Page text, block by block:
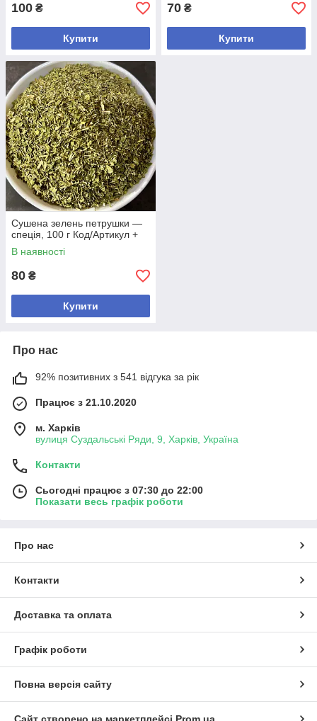
100 ₴
Купити
70 ₴
Купити
Сушена зелень петрушки —
спеція, 100 г Код/Артикул +
В наявності
80 ₴
Купити
Про нас
92% позитивних з 541 відгука за рік
Працює з 21.10.2020
м. Харків
вулиця Суздальські Ряди, 9, Харків, Україна
Контакти
Сьогодні працює з 07:30 до 22:00
Показати весь графік роботи
Про нас
Контакти
Доставка та оплата
Графік роботи
Повна версія сайту